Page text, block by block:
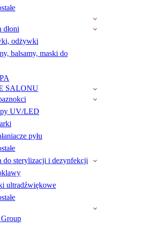
dłoni
odżywki
balsamy, maski do
SALONU
UV/LED
pyłu
do sterylizacji i dezynfekcji
ultradźwiękowe